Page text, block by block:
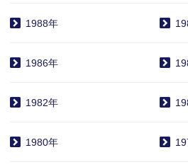
1988年
1986年
1982年
1980年